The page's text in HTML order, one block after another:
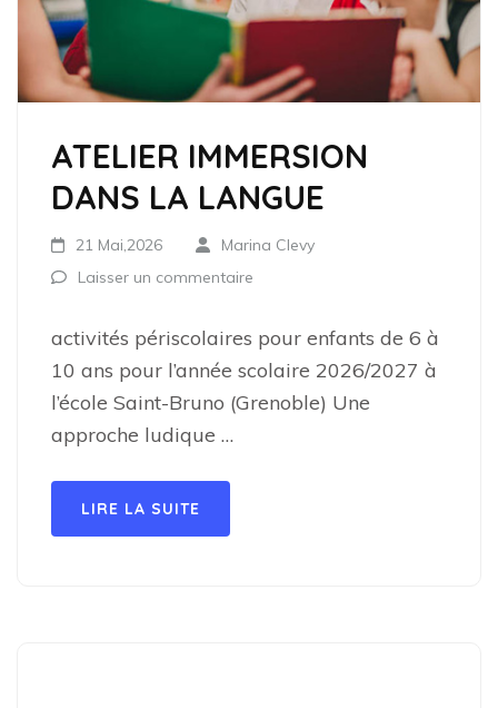
ATELIER IMMERSION
DANS LA LANGUE
21 Mai,2026
Marina Clevy
Laisser un commentaire
activités périscolaires pour enfants de 6 à
10 ans pour l’année scolaire 2026/2027 à
l’école Saint-Bruno (Grenoble) Une
approche ludique …
LIRE LA SUITE